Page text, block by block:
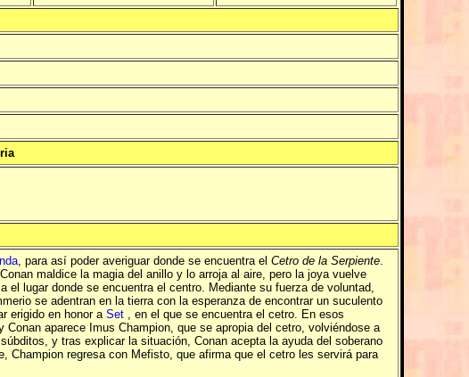
, para así poder averiguar donde se encuentra el Cetro de la Serpiente.
maldice la magia del anillo y lo arroja al aire, pero la joya vuelve
el lugar donde se encuentra el centro. Mediante su fuerza de voluntad,
se adentran en la tierra con la esperanza de encontrar un suculento
erigido en honor a Set , en el que se encuentra el cetro. En esos
aparece Imus Champion, que se apropia del cetro, volviéndose a
y tras explicar la situación, Conan acepta la ayuda del soberano
Champion regresa con Mefisto, que afirma que el cetro les servirá para